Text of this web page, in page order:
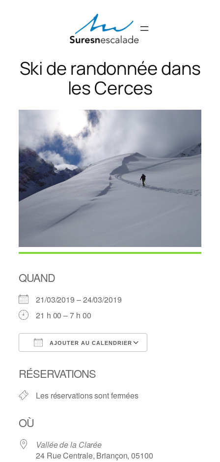
Ski de randonnée dans
les Cerces
QUAND
21/03/2019 – 24/03/2019
21 h 00 – 7 h 00
AJOUTER AU CALENDRIER
RÉSERVATIONS
Les réservations sont fermées
OÙ
Vallée de la Clarée
24 Rue Centrale, Briançon, 05100